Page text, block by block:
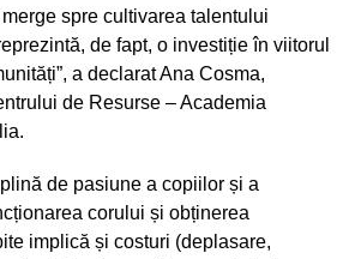
spre cultivarea talentului
de fapt, o investiție în viitorul
a declarat Ana Cosma,
de Resurse – Academia
de pasiune a copiilor și a
corului și obținerea
implică și costuri (deplasare,